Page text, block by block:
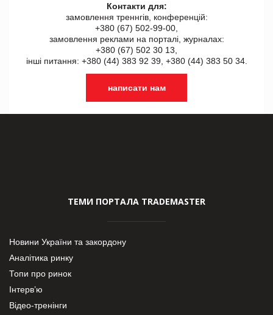
Контакти для:
замовлення треннгів, конференцій:
+380 (67) 502-99-00,
замовлення реклами на порталі, журналах:
+380 (67) 502 30 13,
інші питання: +380 (44) 383 92 39, +380 (44) 383 50 34.
написати нам
ТЕМИ ПОРТАЛА TRADEMASTER
Новини України та закордону
Аналітика ринку
Топи про ринок
Інтерв’ю
Відео-тренінги